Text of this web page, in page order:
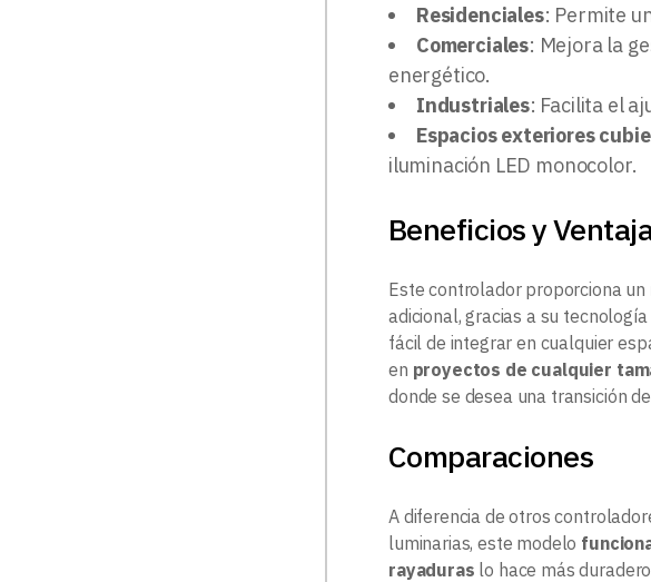
Residenciales: Permite
Comerciales: Mejora la
energético.
Industriales: Facilita el
Espacios exteriores
iluminación LED monocolor.
Beneficios y
Este controlador proporciona un
adicional, gracias a su tecnología
fácil de integrar en cualquier
en proyectos de cualquier
donde se desea una transición
Comparaciones
A diferencia de otros
luminarias, este modelo
rayaduras lo hace más